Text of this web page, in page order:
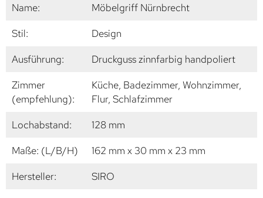
Name:
Möbelgriff Nürnbrecht
Stil:
Design
Ausführung:
Druckguss zinnfarbig handpoliert
Zimmer
(empfehlung):
Küche, Badezimmer, Wohnzimmer,
Flur, Schlafzimmer
Lochabstand:
128 mm
Maße: (L/B/H)
162 mm x 30 mm x 23 mm
Hersteller:
SIRO